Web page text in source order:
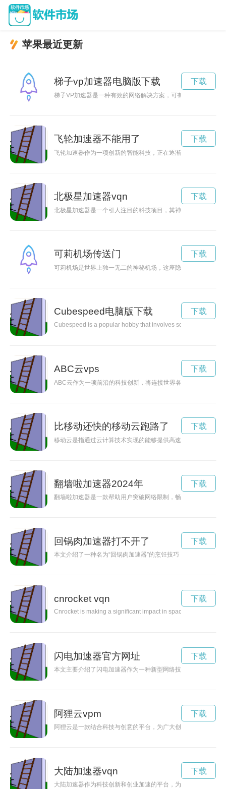
苹果最近更新
梯子vp加速器电脑版下载
梯子VP加速器是一种有效的网络解决方案，可有效提升网络速
下载
飞轮加速器不能用了
飞轮加速器作为一项创新的智能科技，正在逐渐改变我们的生
下载
北极星加速器vqn
北极星加速器是一个引人注目的科技项目，其神秘和潜力引发
下载
可莉机场传送门
可莉机场是世界上独一无二的神秘机场，这座隐藏在云层之上
下载
Cubespeed电脑版下载
Cubespeed is a popular hobby that involves solving Rubik's
下载
ABC云vps
ABC云作为一项前沿的科技创新，将连接世界各地的人们，为
下载
比移动还快的移动云跑路了
移动云是指通过云计算技术实现的能够提供高速、灵活并且安
下载
翻墙啦加速器2024年
翻墙啦加速器是一款帮助用户突破网络限制，畅享互联世界的
下载
回锅肉加速器打不开了
本文介绍了一种名为“回锅肉加速器”的烹饪技巧，通过这种方
下载
cnrocket vqn
Cnrocket is making a significant impact in space exploration,
下载
闪电加速器官方网址
本文主要介绍了闪电加速器作为一种新型网络技术，将极大地
下载
阿狸云vpm
阿狸云是一款结合科技与创意的平台，为广大创作者提供展示
下载
大陆加速器vqn
大陆加速器作为科技创新和创业加速的平台，为创业者提供资
下载